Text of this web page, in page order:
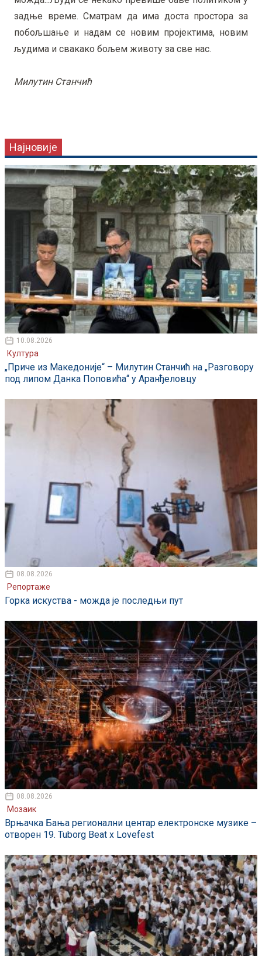
задње време. Сматрам да има доста простора за
побољшање и надам се новим пројектима, новим
људима и свакако бољем животу за све нас.
Милутин Станчић
Најновије
10.08.2026
Култура
„Приче из Македоније“ – Милутин Станчић на „Разговору
под липом Данка Поповића“ у Аранђеловцу
08.08.2026
Репортаже
Горка искуства - можда је последњи пут
08.08.2026
Мозаик
Врњачка Бања регионални центар електронске музике –
отворен 19. Tuborg Beat x Lovefest